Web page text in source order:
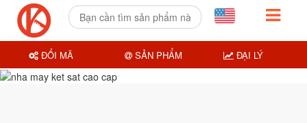
ĐỔI MÃ SẢN PHẨM ĐẠI LÝ